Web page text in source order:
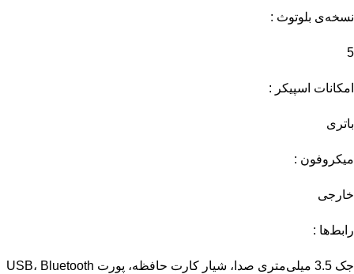
نسخه‌ی بلوتوث :
5
امکانات اسپیکر :
باتری
میکروفون :
خارجی
رابط‌ها :
جک 3.5 میلی‌متری صدا، شیار کارت حافظه، پورت USB، Bluetooth